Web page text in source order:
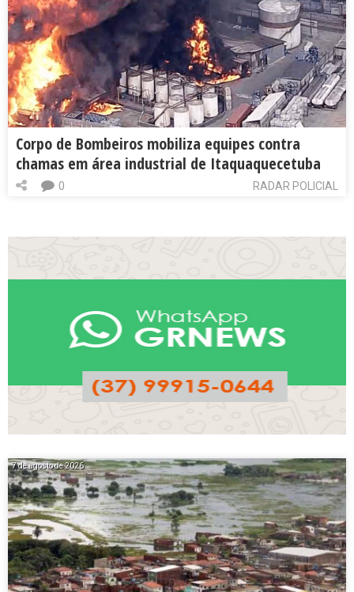
Corpo de Bombeiros mobiliza equipes contra
chamas em área industrial de Itaquaquecetuba
RADAR POLICIAL
0
7 de agosto de 2026